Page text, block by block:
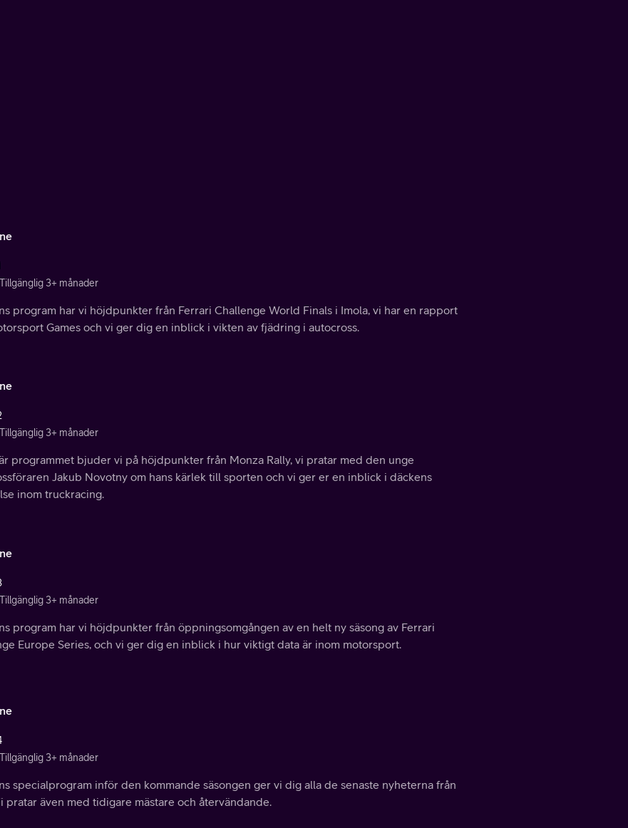
Tillgänglig 3+ månader
program har vi höjdpunkter från Ferrari Challenge World Finals i Imola, vi har en rapport
Games och vi ger dig en inblick i vikten av fjädring i autocross.
Tillgänglig 3+ månader
programmet bjuder vi på höjdpunkter från Monza Rally, vi pratar med den unge
Jakub Novotny om hans kärlek till sporten och vi ger er en inblick i däckens
inom truckracing.
Tillgänglig 3+ månader
program har vi höjdpunkter från öppningsomgången av en helt ny säsong av Ferrari
Europe Series, och vi ger dig en inblick i hur viktigt data är inom motorsport.
Tillgänglig 3+ månader
specialprogram inför den kommande säsongen ger vi dig alla de senaste nyheterna från
pratar även med tidigare mästare och återvändande.